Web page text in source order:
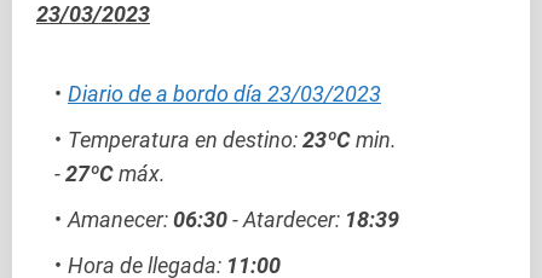
23/03/2023
Diario de a bordo día 23/03/2023
Temperatura en destino:23ºCmin.
-27ºCmáx.
Amanecer:06:30- Atardecer: 18:39
Hora de llegada: 11:00